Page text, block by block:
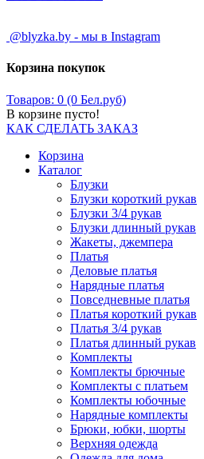
@blyzka.by - мы в Instagram
Корзина покупок
Товаров: 0 (0 Бел.руб)
В корзине пусто!
КАК СДЕЛАТЬ ЗАКАЗ
Корзина
Каталог
Блузки
Блузки короткий рукав
Блузки 3/4 рукав
Блузки длинный рукав
Жакеты, джемпера
Платья
Деловые платья
Нарядные платья
Повседневные платья
Платья короткий рукав
Платья 3/4 рукав
Платья длинный рукав
Комплекты
Комплекты брючные
Комплекты с платьем
Комплекты юбочные
Нарядные комплекты
Брюки, юбки, шорты
Верхняя одежда